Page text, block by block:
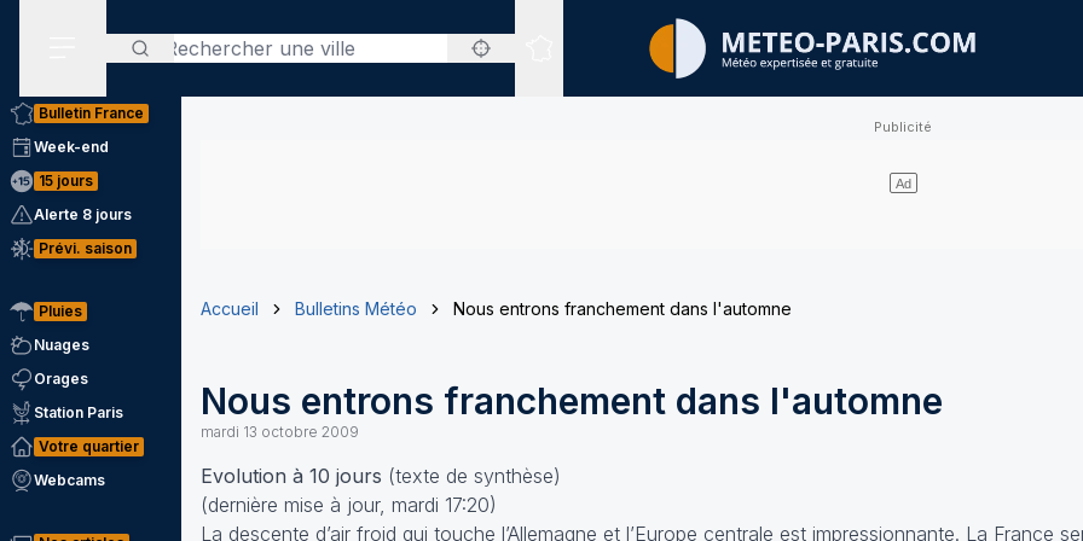
Rechercher
Sites expertisés
Bulletin France
Week-end
15 jours
Alerte 8 jours
Prévi. saison
Pluies
Nuages
Orages
Station Paris
Votre quartier
Webcams
Accueil Bulletins Météo Nous entrons franchement dans l'automne
Nous entrons franchement dans l'automne
mardi 13 octobre 2009
Evolution à 10 jours (texte de synthèse)
(dernière mise à jour, mardi 17:20)
La descente d’air froid qui touche l’Allemagne et l’Europe centrale est impressionnante. La France